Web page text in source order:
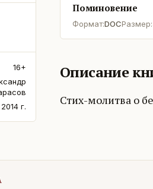
16+
г.
Поминовение
Формат:DOCРазмер:
Описание
Стих-молитва о